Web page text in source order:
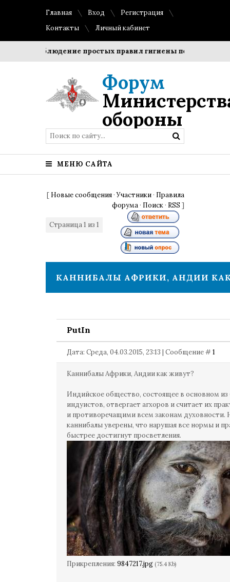
Главная Вход
Регистрация
Контакты
Личный кабинет
Соблюдение простых правил гигиены помогает
Форум
обороны
МЕНЮ САЙТА
[ Новые сообщения ·Участники · Правила
форума · Поиск · RSS ]
Страница1 из 1
КАННИБАЛЫ АФРИКИ, АНДИИ
PutIn
Дата: Среда, 04.03.2015, 23:13 | Сообщение #1
Каннибалы Африки, Андии как живут?
Индийское общество, состоящее в основном
индуистов, отвергает агхоров и считает их
и противоречащими всем законам духовности.
каннибалы уверены, что нарушая все нормы и
быстрее достигнут просветления.
Прикрепления: 9847217.jpg (75.4 Kb)